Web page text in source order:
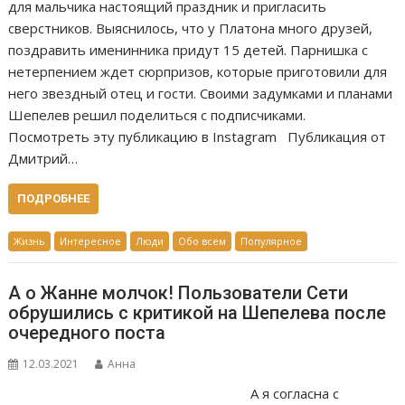
для мальчика настоящий праздник и пригласить
сверстников. Выяснилось, что у Платона много друзей,
поздравить именинника придут 15 детей. Парнишка с
нетерпением ждет сюрпризов, которые приготовили для
него звездный отец и гости. Своими задумками и планами
Шепелев решил поделиться с подписчиками.
Посмотреть эту публикацию в Instagram Публикация от
Дмитрий…
ПОДРОБНЕЕ
Жизнь Интересное Люди Обо всем Популярное
А о Жанне молчок! Пользователи Сети
обрушились с критикой на Шепелева после
очередного поста
12.03.2021 Анна
А я согласна с